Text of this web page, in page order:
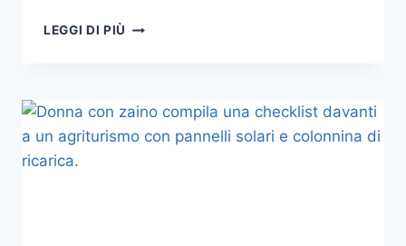
LEGGI DI PIÙ EDUCAZIONE
SCUOLA:
GUIDA
OPERATIVA